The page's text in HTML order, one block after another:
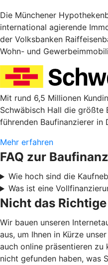
Die Münchener
international agierende
der Volksbanken
Wohn- und
Mit rund 6,5 Millionen
Schwäbisch Hall die größte
führenden Baufinanzierer in
Mehr erfahren
FAQ zur
Wie hoch sind die
Was ist eine
Nicht das
Wir bauen unseren
aus, um Ihnen in Kürze
auch online präsentieren zu
nicht gefunden haben, was